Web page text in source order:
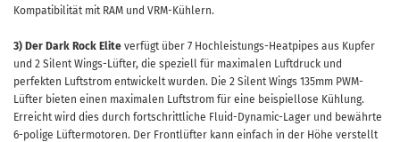
Kompatibilität mit RAM und VRM-Kühlern.
3) Der Dark Rock Elite verfügt über 7 Hochleistungs-Heatpipes aus Kupfer
und 2 Silent Wings-Lüfter, die speziell für maximalen Luftdruck und
perfekten Luftstrom entwickelt wurden. Die 2 Silent Wings 135mm PWM-
Lüfter bieten einen maximalen Luftstrom für eine beispiellose Kühlung.
Erreicht wird dies durch fortschrittliche Fluid-Dynamic-Lager und bewährte
6-polige Lüftermotoren. Der Frontlüfter kann einfach in der Höhe verstellt